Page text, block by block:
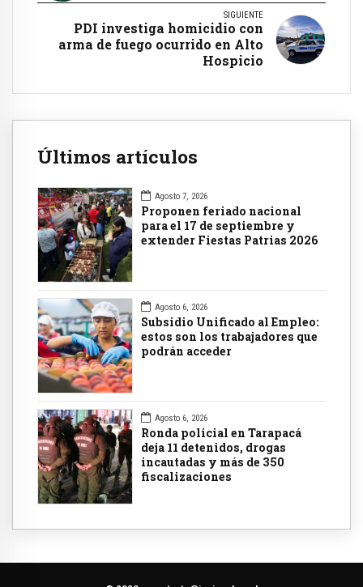
SIGUIENTE
PDI investiga homicidio con
arma de fuego ocurrido en Alto
Hospicio
Últimos artículos
Agosto 7, 2026
Proponen feriado nacional
para el 17 de septiembre y
extender Fiestas Patrias 2026
Agosto 6, 2026
Subsidio Unificado al Empleo:
estos son los trabajadores que
podrán acceder
Agosto 6, 2026
Ronda policial en Tarapacá
deja 11 detenidos, drogas
incautadas y más de 350
fiscalizaciones